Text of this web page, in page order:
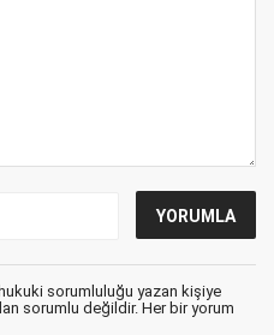
sorumluluğu yazan kişiye
sorumlu değildir. Her bir yorum